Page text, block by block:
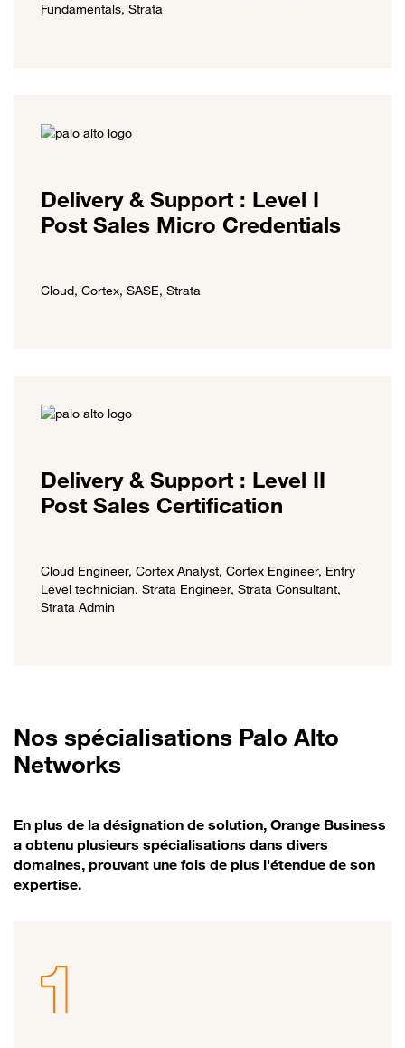
Fundamentals, Strata
Delivery & Support : Level I
Post Sales Micro Credentials
Cloud, Cortex, SASE, Strata
Delivery & Support : Level II
Post Sales Certification
Cloud Engineer, Cortex Analyst, Cortex Engineer, Entry
Level technician, Strata Engineer, Strata Consultant,
Strata Admin
Nos spécialisations Palo Alto
Networks
En plus de la désignation de solution, Orange Business
a obtenu plusieurs spécialisations dans divers
domaines, prouvant une fois de plus l'étendue de son
expertise.